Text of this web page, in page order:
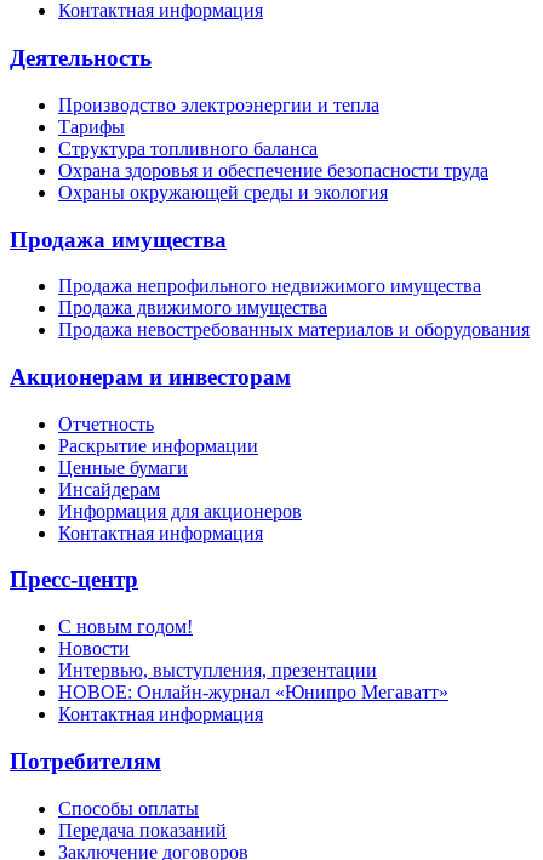
Контактная информация
Деятельность
Производство электроэнергии и тепла
Тарифы
Структура топливного баланса
Охрана здоровья и обеспечение безопасности труда
Охраны окружающей среды и экология
Продажа имущества
Продажа непрофильного недвижимого имущества
Продажа движимого имущества
Продажа невостребованных материалов и оборудования
Акционерам и инвесторам
Отчетность
Раскрытие информации
Ценные бумаги
Инсайдерам
Информация для акционеров
Контактная информация
Пресс-центр
С новым годом!
Новости
Интервью, выступления, презентации
НОВОЕ: Онлайн-журнал «Юнипро Мегаватт»
Контактная информация
Потребителям
Способы оплаты
Передача показаний
Заключение договоров